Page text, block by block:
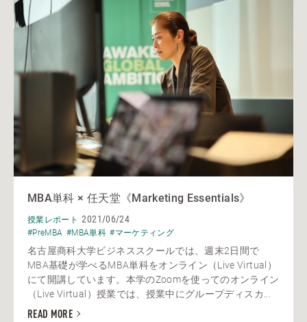
MBA単科 × 任天堂《Marketing Essentials》
授業レポート 2021/06/24
#PreMBA #MBA単科 #マーケティング
名古屋商科大学ビジネススクールでは、週末2日間で
MBA基礎が学べるMBA単科をオンライン（Live Virtual）
にて開講しています。本学のZoomを使ってのオンライン
（Live Virtual）授業では、授業中にグループディスカ...
READ MORE